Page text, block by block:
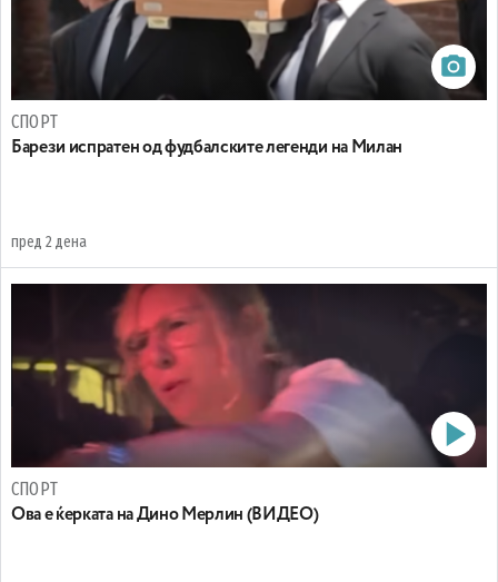
СПОРТ
Барези испратен од фудбалските легенди на Милан
пред 2 дена
СПОРТ
Oва е ќерката на Дино Мерлин (ВИДЕО)